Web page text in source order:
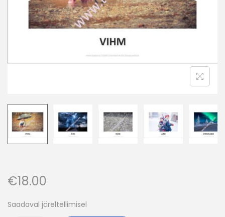
o
n
€18.00
Saadaval järeltellimisel